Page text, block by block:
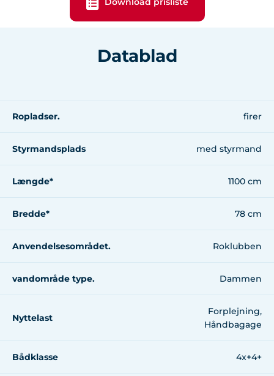
Datablad
Ropladser. firer
Styrmandsplads med styrmand
Længde* 1100 cm
Bredde* 78 cm
Anvendelsesområdet. Roklubben
vandområde type. Dammen
Nyttelast
Forplejning,
Håndbagage
Bådklasse 4x+4+